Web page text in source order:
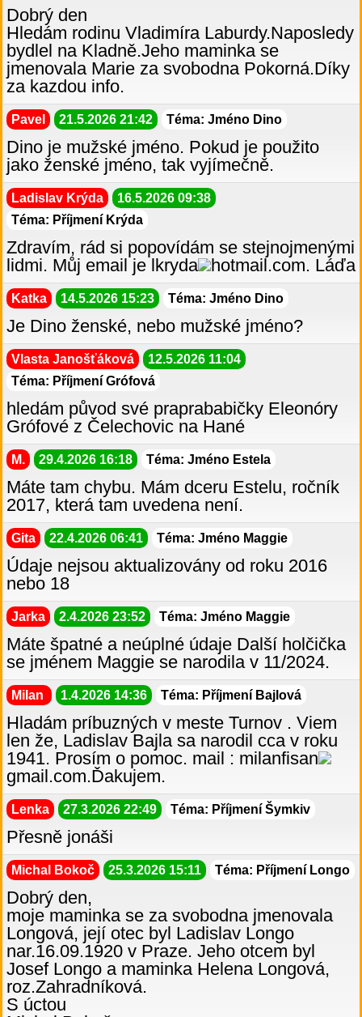
Dobrý den
Hledám rodinu Vladimíra Laburdy.Naposledy
bydlel na Kladně.Jeho maminka se
jmenovala Marie za svobodna Pokorná.Díky
za kazdou info.
Pavel 21.5.2026 21:42 Téma: Jméno Dino
Dino je mužské jméno. Pokud je použito
jako ženské jméno, tak vyjímečně.
Ladislav Krýda
16.5.2026 09:38
Téma: Příjmení Krýda
Zdravím, rád si popovídám se stejnojmenými
lidmi. Můj email je lkryda
hotmail.com. Láďa
Katka 14.5.2026 15:23 Téma: Jméno Dino
Je Dino ženské, nebo mužské jméno?
Vlasta Janošťáková
12.5.2026 11:04
Téma: Příjmení Grófová
hledám původ své praprababičky Eleonóry
Grófové z Čelechovic na Hané
M. 29.4.2026 16:18 Téma: Jméno Estela
Máte tam chybu. Mám dceru Estelu, ročník
2017, která tam uvedena není.
Gita 22.4.2026 06:41 Téma: Jméno Maggie
Údaje nejsou aktualizovány od roku 2016
nebo 18
Jarka 2.4.2026 23:52 Téma: Jméno Maggie
Máte špatné a neúplné údaje Další holčička
se jménem Maggie se narodila v 11/2024.
Milan 1.4.2026 14:36 Téma: Příjmení Bajlová
Hladám príbuzných v meste Turnov . Viem
len že, Ladislav Bajla sa narodil cca v roku
1941. Prosím o pomoc. mail : milanfisan
gmail.com.Ďakujem.
Lenka 27.3.2026 22:49 Téma: Příjmení Šymkiv
Přesně jonáši
Michal Bokoč 25.3.2026 15:11 Téma: Příjmení Longo
Dobrý den,
moje maminka se za svobodna jmenovala
Longová, její otec byl Ladislav Longo
nar.16.09.1920 v Praze. Jeho otcem byl
Josef Longo a maminka Helena Longová,
roz.Zahradníková.
S úctou